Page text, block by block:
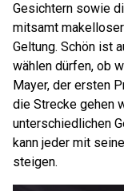
Gesichtern sowie
mitsamt
Geltung. Schön ist
wählen dürfen, ob
Mayer, der ersten
die Strecke gehen
unterschiedlichen
kann jeder mit
steigen.